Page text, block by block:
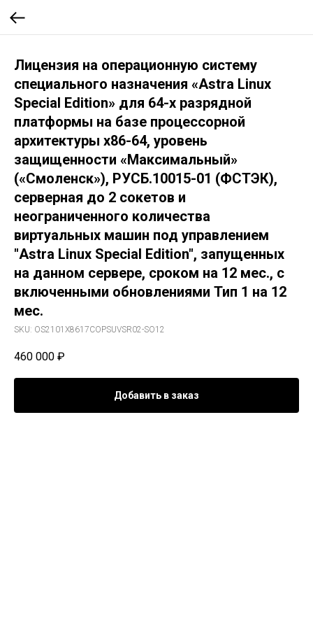
Лицензия на операционную систему
специального назначения «Astra Linux
Special Edition» для 64-х разрядной
платформы на базе процессорной
архитектуры х86-64, уровень
защищенности «Максимальный»
(«Смоленск»), РУСБ.10015-01 (ФСТЭК),
серверная до 2 сокетов и
неограниченного количества
виртуальных машин под управлением
"Astra Linux Special Edition", запущенных
на данном сервере, сроком на 12 мес., с
включенными обновлениями Тип 1 на 12
мес.
SKU: OS2101X8617COPSUVSR02-SO12
460 000 ₽
Добавить в заказ